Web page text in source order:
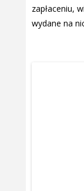
zapłaceniu,
wydane na